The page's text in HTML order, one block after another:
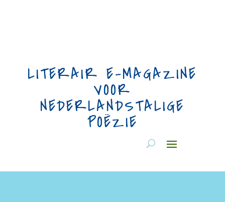
LITERAIR E-MAGAZINE
VOOR
NEDERLANDSTALIGE
POËZIE